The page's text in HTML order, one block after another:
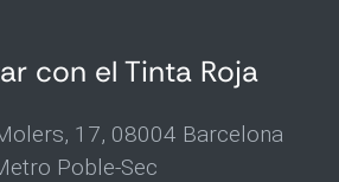
con el Tinta Roja
17, 08004 Barcelona
Poble-Sec